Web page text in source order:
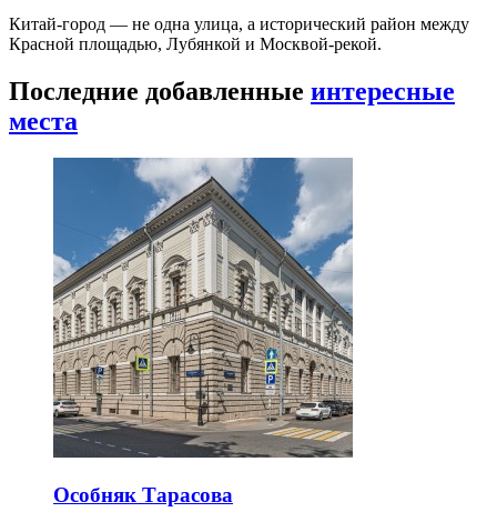
Китай-город — не одна улица, а исторический район между
Красной площадью, Лубянкой и Москвой-рекой.
Последние добавленные интересные
места
Особняк Тарасова